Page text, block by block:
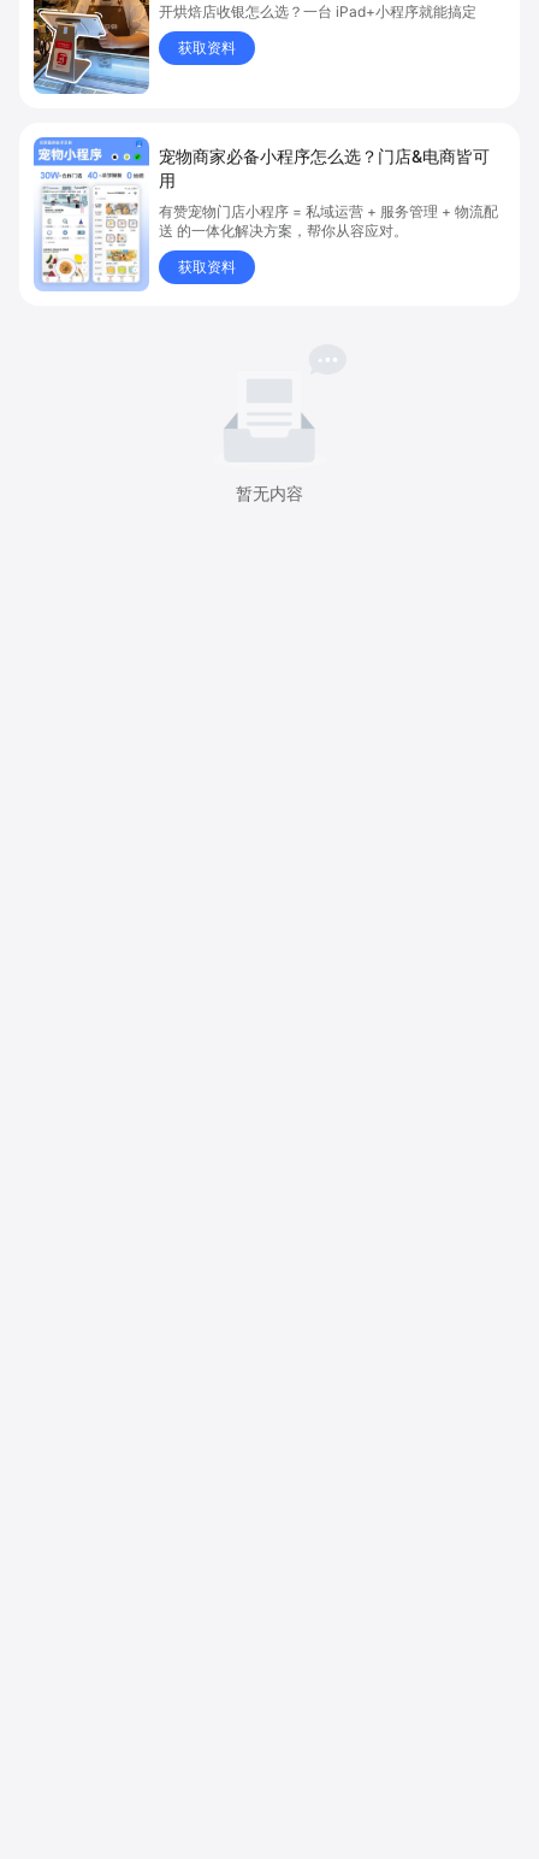
开烘焙店收银怎么选？一台 iPad+小程序就能搞定
获取资料
宠物商家必备小程序怎么选？门店&电商皆可
用
有赞宠物门店小程序 = 私域运营 + 服务管理 + 物流配
送 的一体化解决方案，帮你从容应对。
获取资料
暂无内容